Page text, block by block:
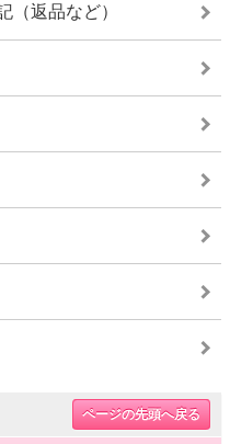
（返品など）
ページの先頭へ戻る